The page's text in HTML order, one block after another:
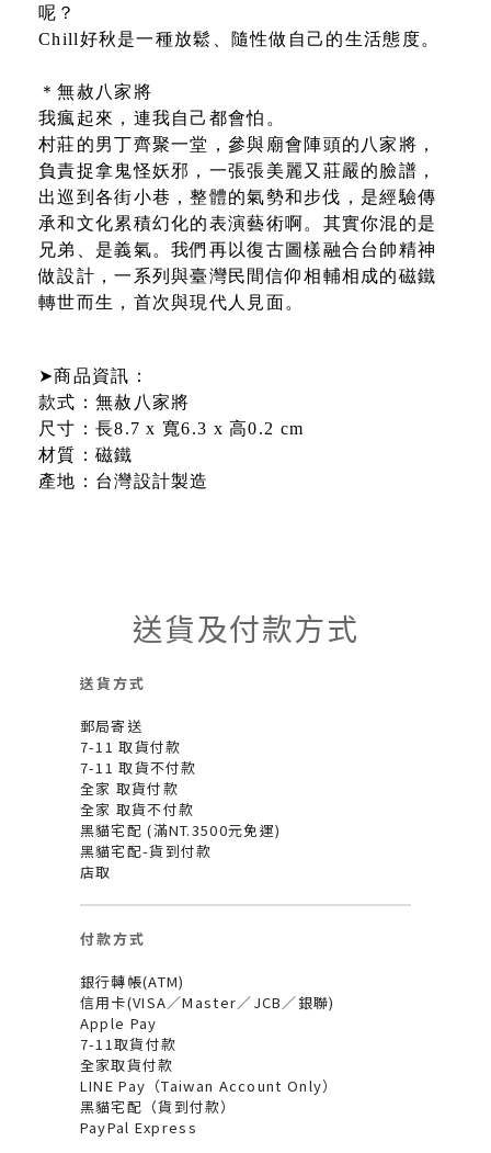
呢？
Chill好秋是一種放鬆、隨性做自己的生活態度。
＊無赦八家將
我瘋起來，連我自己都會怕。
村莊的男丁齊聚一堂，參與廟會陣頭的八家將，
負責捉拿鬼怪妖邪，一張張美麗又莊嚴的臉譜，
出巡到各街小巷，整體的氣勢和步伐，是經驗傳
承和文化累積幻化的表演藝術啊。其實你混的是
兄弟、是義氣。我們再以復古圖樣融合台帥精神
做設計，一系列與臺灣民間信仰相輔相成的磁鐵
轉世而生，首次與現代人見面。
➤商品資訊：
款式：無赦八家將
尺寸：長8.7 x 寬6.3 x 高0.2 cm
材質：磁鐵
產地：台灣設計製造
送貨及付款方式
送貨方式
郵局寄送
7-11 取貨付款
7-11 取貨不付款
全家 取貨付款
全家 取貨不付款
黑貓宅配 (滿NT.3500元免運)
黑貓宅配-貨到付款
店取
付款方式
銀行轉帳(ATM)
信用卡(VISA／Master／JCB／銀聯)
Apple Pay
7-11取貨付款
全家取貨付款
LINE Pay（Taiwan Account Only）
黑貓宅配（貨到付款）
PayPal Express